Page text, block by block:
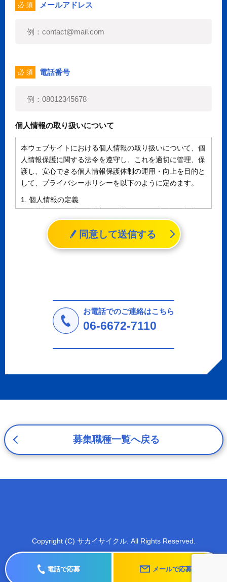
必 須 メールアドレス
必 須 電話番号
個人情報の取り扱いについて
本ウェブサイトにおける個人情報の取り扱いについて、個
人情報保護に関する法令を遵守し、これを適切に管理、保
護し、安心できる個人情報保護体制の運用・向上を目的と
して、プライバシーポリシーを以下のように定めます。
1. 個人情報の定義
個人情報とは、「個人情報の保護に関する法律」に規定さ
れる生存する個人に関する情報であって、氏名、生年月日
その他の記述等により特定の個人を識別することができる
情報（個人識別情報）を指します。
法令により許された場合を除き、個人情報を第三者に提供
しません。
a.応募者等からのお問い合わせに対応・管理するため
b.本ウェブサイトにおけるサービスの提供・運用のため
3. プライバシー尊重
4. 法令等の遵守
応募者等の個人情報の取得、利用その他一切の取り扱いに
令、及び本プライバシーポリシーを遵守します。
本ウェブサイトでは、一部のコンテンツにおいてCookieを
利用しています。 Cookieとは、webコンテンツへのアク
セスに関する情報であり、氏名・メールアドレス・住所・
電話番号は含まれません。また、お使いのブラウザ設定か
同意して送信する
お電話でのご連絡はこちら
06-6672-7110
募集職種一覧へ戻る
電話で応募 メールで応募
Copyright (C) サカイサイクル. All Rights Reserved.